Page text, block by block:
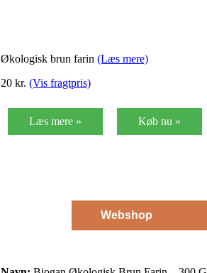
Økologisk brun farin (Læs mere)
20 kr. (Vis fragtpris)
Læs mere » Køb nu »
Webshop